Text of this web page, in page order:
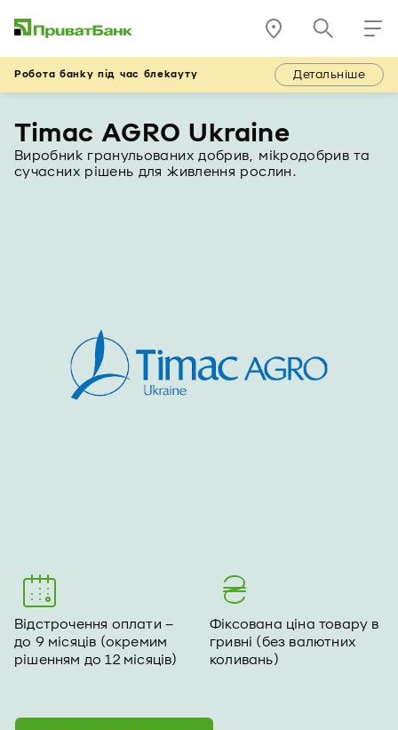
Робота банку під час блекауту Детальніше
Timac AGRO Ukraine
Виробник гранульованих добрив, мікродобрив та
сучасних рішень для живлення рослин.
Відстрочення оплати –
до 9 місяців (окремим
рішенням до 12 місяців)
Фіксована ціна товару в
гривні (без валютних
коливань)